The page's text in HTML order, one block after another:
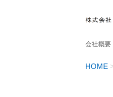
会社概要
HOME